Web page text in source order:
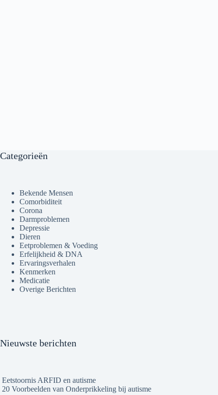
Categorieën
Bekende Mensen
Comorbiditeit
Corona
Darmproblemen
Depressie
Dieren
Eetproblemen & Voeding
Erfelijkheid & DNA
Ervaringsverhalen
Kenmerken
Medicatie
Overige Berichten
Nieuwste berichten
Eetstoornis ARFID en autisme
20 Voorbeelden van Onderprikkeling bij autisme